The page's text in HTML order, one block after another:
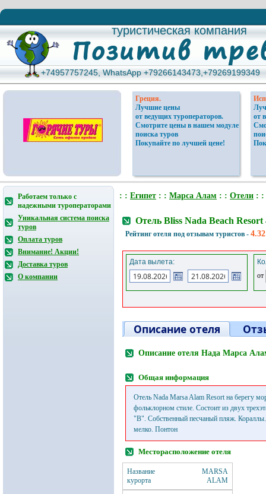
туристическая компания
туристическая компания
+74957757245, WhatsApp +79266143473,+79269199349
+74957757245, WhatsApp +79266143473,+79269199349
Греция.
Лучшие цены
от ведущих туроператоров.
Смотрите цены в нашем модуле
поиска туров
Покупайте по лучшей цене!
от
Работаем только с
надежными туроператорами
Уникальная система поиска
туров
Оплата туров
Внимание! Акции!
Доставка туров
О компании
: : Египет : : Марса Алам : : Отели : :
Отель Bliss Nada Beach
Рейтинг отеля под отзывам туристов -
Дата вылета:
от
Описание отеля
Описание отеля Нада Марса
Общая информация
Отель Nada Marsa Alam Resort на берегу
фольклорном стиле. Состоит из двух
"B". Собственный песчаный пляж.
мелко. Понтон
Месторасположение отеля
Название
курорта
MARSA
ALAM